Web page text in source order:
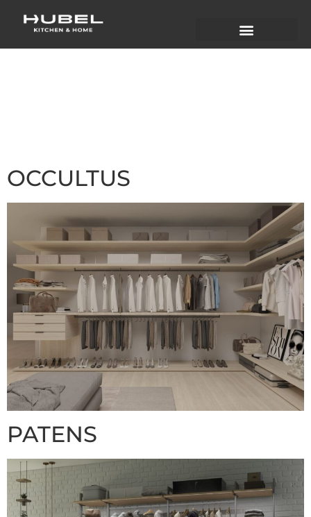
OCCULTUS
PATENS